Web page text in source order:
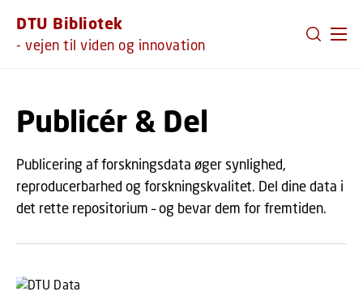
DTU Bibliotek
- vejen til viden og innovation
Publicér & Del
Publicering af forskningsdata øger synlighed,
reproducerbarhed og forskningskvalitet. Del dine data i
det rette repositorium – og bevar dem for fremtiden.